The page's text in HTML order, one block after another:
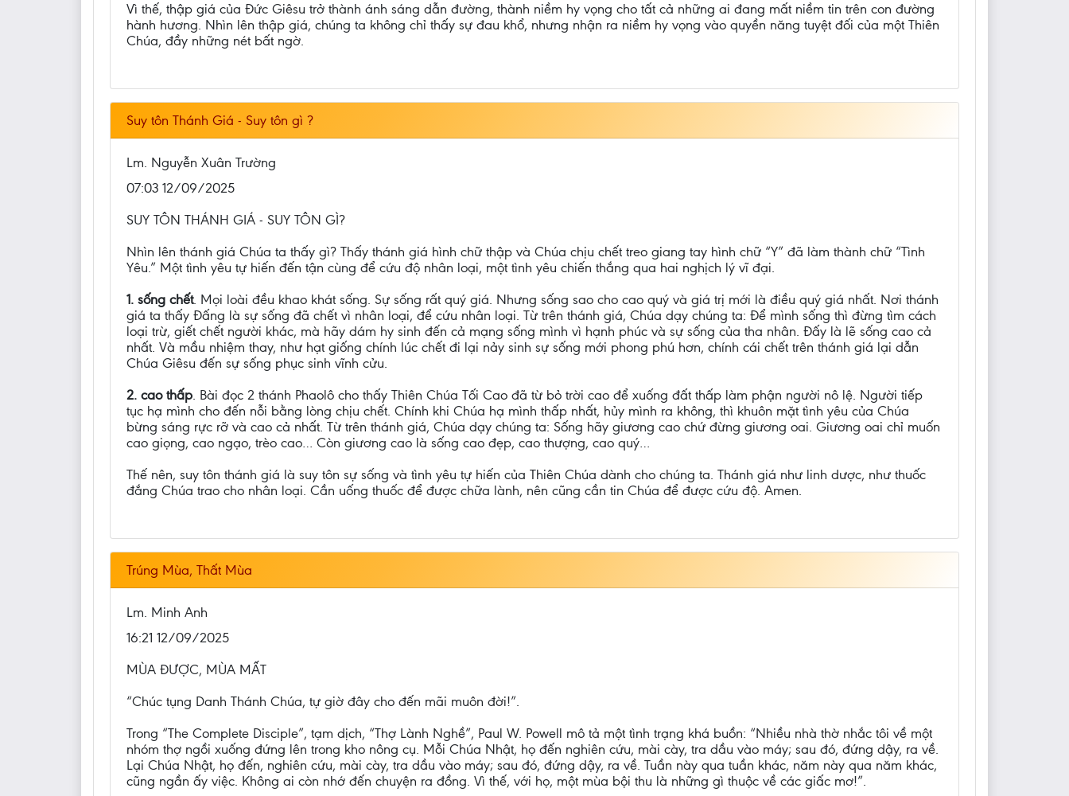
Vì thế, thập giá của Đức Giêsu trở thành ánh sáng dẫn đường, thành niềm hy vọng cho tất cả những ai đang mất niềm tin trên con đường
hành hương. Nhìn lên thập giá, chúng ta không chỉ thấy sự đau khổ, nhưng nhận ra niềm hy vọng vào quyền năng tuyệt đối của một Thiên
Chúa, đầy những nét bất ngờ.
Suy tôn Thánh Giá - Suy tôn gì ?
Lm. Nguyễn Xuân Trường
07:03 12/09/2025
SUY TÔN THÁNH GIÁ - SUY TÔN GÌ?
Nhìn lên thánh giá Chúa ta thấy gì? Thấy thánh giá hình chữ thập và Chúa chịu chết treo giang tay hình chữ “Y” đã làm thành chữ “Tình
Yêu.” Một tình yêu tự hiến đến tận cùng để cứu độ nhân loại, một tình yêu chiến thắng qua hai nghịch lý vĩ đại.
1. sống chết. Mọi loài đều khao khát sống. Sự sống rất quý giá. Nhưng sống sao cho cao quý và giá trị mới là điều quý giá nhất. Nơi thánh
giá ta thấy Đấng là sự sống đã chết vì nhân loại, để cứu nhân loại. Từ trên thánh giá, Chúa dạy chúng ta: Để mình sống thì đừng tìm cách
loại trừ, giết chết người khác, mà hãy dám hy sinh đến cả mạng sống mình vì hạnh phúc và sự sống của tha nhân. Đấy là lẽ sống cao cả
nhất. Và mầu nhiệm thay, như hạt giống chính lúc chết đi lại nảy sinh sự sống mới phong phú hơn, chính cái chết trên thánh giá lại dẫn
Chúa Giêsu đến sự sống phục sinh vĩnh cửu.
2. cao thấp. Bài đọc 2 thánh Phaolô cho thấy Thiên Chúa Tối Cao đã từ bỏ trời cao để xuống đất thấp làm phận người nô lệ. Người tiếp
tục hạ mình cho đến nỗi bằng lòng chịu chết. Chính khi Chúa hạ mình thấp nhất, hủy mình ra không, thì khuôn mặt tình yêu của Chúa
bừng sáng rực rỡ và cao cả nhất. Từ trên thánh giá, Chúa dạy chúng ta: Sống hãy giương cao chứ đừng giương oai. Giương oai chỉ muốn
cao giọng, cao ngạo, trèo cao… Còn giương cao là sống cao đẹp, cao thượng, cao quý…
Thế nên, suy tôn thánh giá là suy tôn sự sống và tình yêu tự hiến của Thiên Chúa dành cho chúng ta. Thánh giá như linh dược, như thuốc
đắng Chúa trao cho nhân loại. Cần uống thuốc để được chữa lành, nên cũng cần tin Chúa để được cứu độ. Amen.
Trúng Mùa, Thất Mùa
Lm. Minh Anh
16:21 12/09/2025
MÙA ĐƯỢC, MÙA MẤT
“Chúc tụng Danh Thánh Chúa, tự giờ đây cho đến mãi muôn đời!”.
Trong “The Complete Disciple”, tạm dịch, “Thợ Lành Nghề”, Paul W. Powell mô tả một tình trạng khá buồn: “Nhiều nhà thờ nhắc tôi về một
nhóm thợ ngồi xuống đứng lên trong kho nông cụ. Mỗi Chúa Nhật, họ đến nghiên cứu, mài cày, tra dầu vào máy; sau đó, đứng dậy, ra về.
Lại Chúa Nhật, họ đến, nghiên cứu, mài cày, tra dầu vào máy; sau đó, đứng dậy, ra về. Tuần này qua tuần khác, năm này qua năm khác,
cũng ngần ấy việc. Không ai còn nhớ đến chuyện ra đồng. Vì thế, với họ, một mùa bội thu là những gì thuộc về các giấc mơ!”.